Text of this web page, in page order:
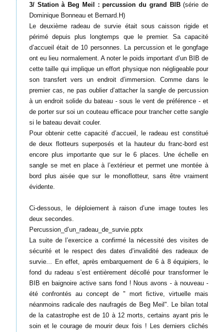
3/ Station à Beg Meil : percussion du grand BIB(série de
Dominique Bonneau et Bernard.H)
Le deuxième radeau de survie était sous caisson rigide et
périmé depuis plus longtemps que le premier. Sa capacité
d’accueil était de 10 personnes. La percussion et le gongfage
ont eu lieu normalement. A noter le poids important d’un BIB de
cette taille qui implique un effort physique non négligeable pour
son transfert vers un endroit d’immersion. Comme dans le
premier cas, ne pas oublier d’attacher la sangle de percussion
à un endroit solide du bateau - sous le vent de préférence - et
de porter sur soi un couteau efficace pour trancher cette sangle
si le bateau devait couler.
Pour obtenir cette capacité d’accueil, le radeau est constitué
de deux flotteurs superposés et la hauteur du franc-bord est
encore plus importante que sur le 6 places. Une échelle en
sangle se met en place à l’extérieur et permet une montée à
bord plus aisée que sur le monoflotteur, sans être vraiment
évidente.
Ci-dessous, le déploiement à raison d’une image toutes les
deux secondes.
Percussion_d’un_radeau_de_survie.pptx
La suite de l’exercice a confirmé la nécessité des visites de
sécurité et le respect des dates d’invalidité des radeaux de
survie... En effet, après embarquement de 6 à 8 équipiers, le
fond du radeau s’est entièrement décollé pour transformer le
BIB en baignoire active sans fond ! Nous avons - à nouveau -
été confrontés au concept de " mort fictive, virtuelle mais
néanmoins radicale des naufragés de Beg Meil". Le bilan total
de la catastrophe est de 10 à 12 morts, certains ayant pris le
soin et le courage de mourir deux fois ! Les derniers clichés